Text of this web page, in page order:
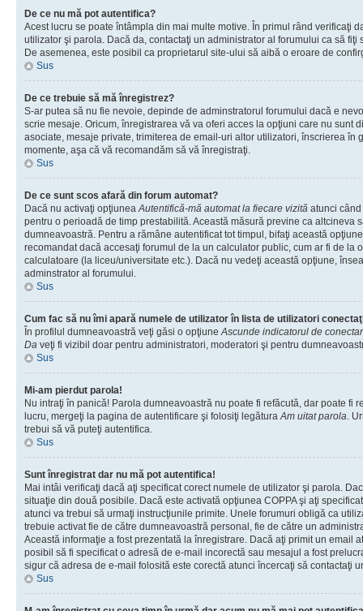
De ce nu mă pot autentifica?
Acest lucru se poate întâmpla din mai multe motive. În primul rând verificaţi
utilizator şi parola. Dacă da, contactaţi un administrator al forumului ca să fiţi
De asemenea, este posibil ca proprietarul site-ului să aibă o eroare de
Sus
De ce trebuie să mă înregistrez?
S-ar putea să nu fie nevoie, depinde de adminstratorul forumului dacă e
scrie mesaje. Oricum, înregistrarea vă va oferi acces la opţiuni care nu sunt
asociate, mesaje private, trimiterea de email-uri altor utilizatori, înscrierea în
momente, aşa că vă recomandăm să vă înregistraţi.
Sus
De ce sunt scos afară din forum automat?
Dacă nu activaţi opţiuneaAutentifică-mă automat la fiecare vizită atunci
pentru o perioadă de timp prestabilită. Această măsură previne ca altcineva
dumneavoastră. Pentru a rămâne autentificat tot timpul, bifaţi această
recomandat dacă accesaţi forumul de la un calculator public, cum ar fi de la
calculatoare (la liceu/universitate etc.). Dacă nu vedeţi această opţiune,
adminstrator al forumului.
Sus
Cum fac să nu îmi apară numele de utilizator în lista de utilizatori
În profilul dumneavoastră veţi găsi o opţiuneAscunde indicatorul de
Da veţi fi vizibil doar pentru administratori, moderatori şi pentru
Sus
Mi-am pierdut parola!
Nu intraţi în panică! Parola dumneavoastră nu poate fi refăcută, dar poate fi
lucru, mergeţi la pagina de autentificare şi folosiţi legăturaAm uitat parola.
trebui să vă puteţi autentifica.
Sus
Sunt înregistrat dar nu mă pot autentifica!
Mai intâi verificaţi dacă aţi specificat corect numele de utilizator şi parola.
situaţie din două posibile. Dacă este activată opţiunea COPPA şi aţi
atunci va trebui să urmaţi instrucţiunile primite. Unele forumuri obligă ca
trebuie activat fie de către dumneavoastră personal, fie de către un
Această informaţie a fost prezentată la înregistrare. Dacă aţi primit un email
posibil să fi specificat o adresă de e-mail incorectă sau mesajul a fost
sigur că adresa de e-mail folosită este corectă atunci încercaţi să contactaţi
Sus